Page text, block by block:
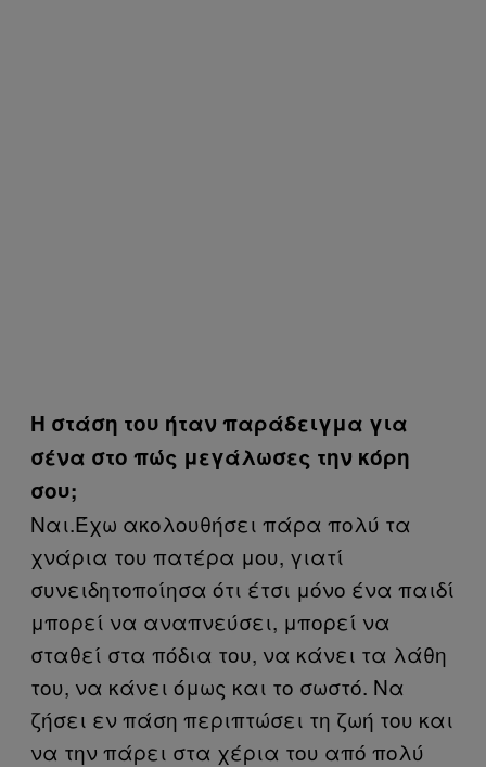
Η στάση του ήταν παράδειγμα για
σένα στο πώς μεγάλωσες την κόρη
σου;
Ναι.Έχω ακολουθήσει πάρα πολύ τα
χνάρια του πατέρα μου, γιατί
συνειδητοποίησα ότι έτσι μόνο ένα παιδί
μπορεί να αναπνεύσει, μπορεί να
σταθεί στα πόδια του, να κάνει τα λάθη
του, να κάνει όμως και το σωστό. Να
ζήσει εν πάση περιπτώσει τη ζωή του και
να την πάρει στα χέρια του από πολύ